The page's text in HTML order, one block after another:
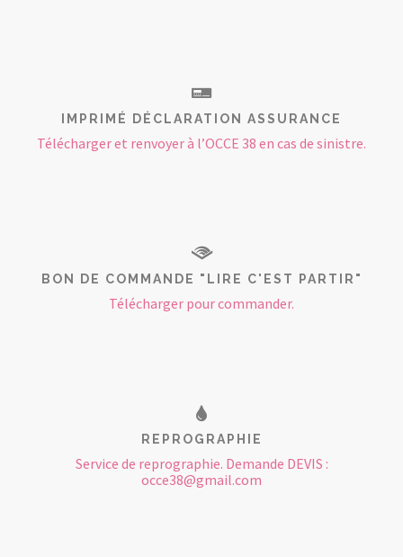
IMPRIMÉ DÉCLARATION ASSURANCE
Télécharger et renvoyer à l’OCCE 38 en cas de sinistre.
BON DE COMMANDE "LIRE C'EST PARTIR"
Télécharger pour commander.
REPROGRAPHIE
Service de reprographie. Demande DEVIS :
occe38@gmail.com